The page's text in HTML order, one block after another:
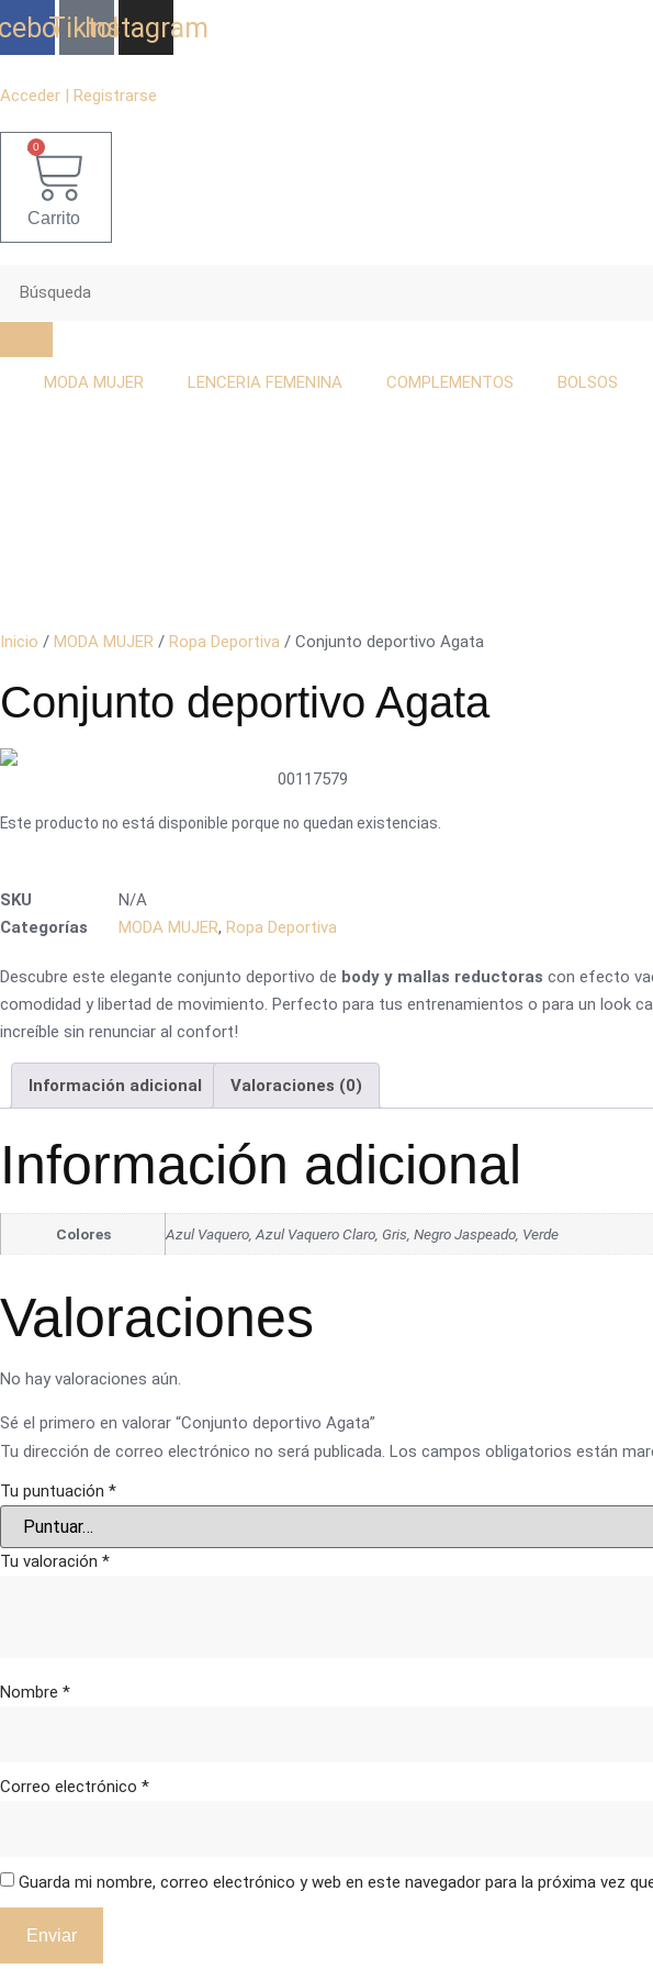
al
Tiktok
Instagram
Acceder | Registrarse
0
Carrito
MODA MUJER LENCERIA FEMENINA COMPLEMENTOS BOLSOS
Inicio / MODA MUJER / Ropa Deportiva / Conjunto deportivo Agata
Conjunto deportivo Agata
00117579
Este producto no está disponible porque no quedan existencias.
SKU
N/A
Categorías
MODA MUJER, Ropa Deportiva
Descubre este elegante conjunto deportivo de body y mallas reductoras con efecto
comodidad y libertad de movimiento. Perfecto para tus entrenamientos o para un look
increíble sin renunciar al confort!
Información adicional Valoraciones (0)
Información adicional
Colores Azul Vaquero, Azul Vaquero Claro, Gris, Negro Jaspeado, Verde
Valoraciones
No hay valoraciones aún.
Sé el primero en valorar “Conjunto deportivo Agata”
Tu dirección de correo electrónico no será publicada. Los campos obligatorios están
Tu puntuación *
Tu valoración *
Nombre *
Correo electrónico *
Guarda mi nombre, correo electrónico y web en este navegador para la próxima vez